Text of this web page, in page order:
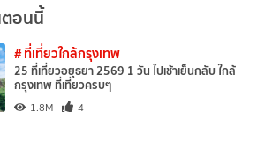
อนนี้
# ที่เที่ยวใกล้กรุงเทพ
25 ที่เที่ยวอยุธยา 2569 1 วัน ไปเช้าเย็นกลับ ใกล้
กรุงเทพ ที่เที่ยวครบๆ
1.8M 4